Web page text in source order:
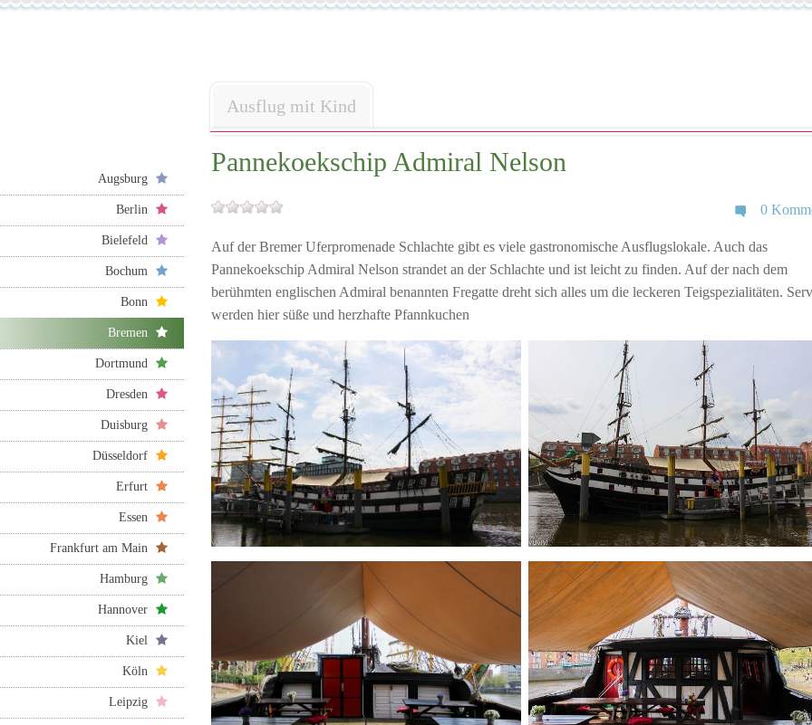
Ausflug mit Kind
Augsburg
Berlin
Bielefeld
Bochum
Bonn
Bremen
Dortmund
Dresden
Duisburg
Düsseldorf
Erfurt
Essen
Frankfurt am Main
Hamburg
Hannover
Kiel
Köln
Leipzig
Pannekoekschip Admiral Nelson
0
Auf der Bremer Uferpromenade Schlachte gibt es viele gastronomische Ausflugslokale. Auch das
Pannekoekschip Admiral Nelson strandet an der Schlachte und ist leicht zu finden. Auf der nach dem
berühmten englischen Admiral benannten Fregatte dreht sich alles um die leckeren Teigspezialitäten.
werden hier süße und herzhafte Pfannkuchen